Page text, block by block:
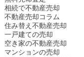
相続で不動産売却
不動産売却コラム
住み替え不動産売却
一戸建ての売却
空き家の不動産売却
マンションの売却